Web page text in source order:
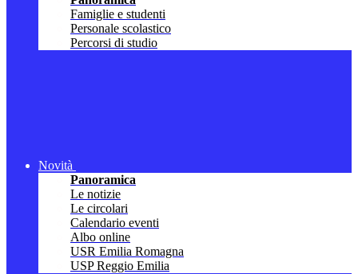
Famiglie e studenti
Personale scolastico
Percorsi di studio
Novità
Panoramica
Le notizie
Le circolari
Calendario eventi
Albo online
USR Emilia Romagna
USP Reggio Emilia